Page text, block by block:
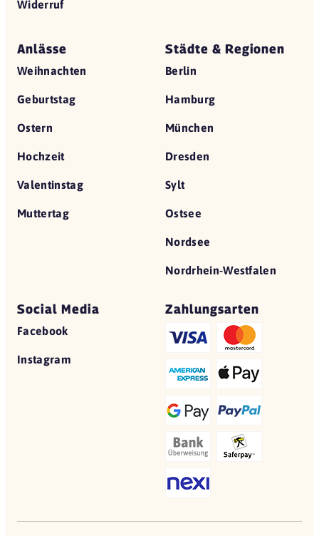
Widerruf
Anlässe
Weihnachten
Geburtstag
Ostern
Hochzeit
Valentinstag
Muttertag
Städte & Regionen
Berlin
Hamburg
München
Dresden
Sylt
Ostsee
Nordsee
Nordrhein-Westfalen
Social Media
Facebook
Instagram
Zahlungsarten